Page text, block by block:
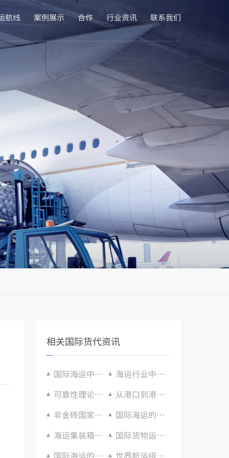
航线 案例展示 合作 行业资讯 联系我们
相关国际货代资讯
国际海运中的法律问题和挑战
海运行业中的创新技术和发展趋势是什么？
可靠性理论与国际海运服务质量的管理
从港口到港口，海运费用一览
非金砖国家贸易构建“南南合作”平台，世界海运市场接踵而来崭新机遇
国际海运的重要性及其优势
海运集装箱漏雨导致货物损坏：责任认定与索赔
国际货物运输安全风险：应对海盗和海上恐怖袭击
国际海运的数字化转型与创新
世界航运组织连续两年发布海难报告，呼吁加强海上安全管理